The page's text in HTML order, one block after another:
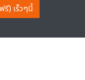
รี) เร็วๆนี้